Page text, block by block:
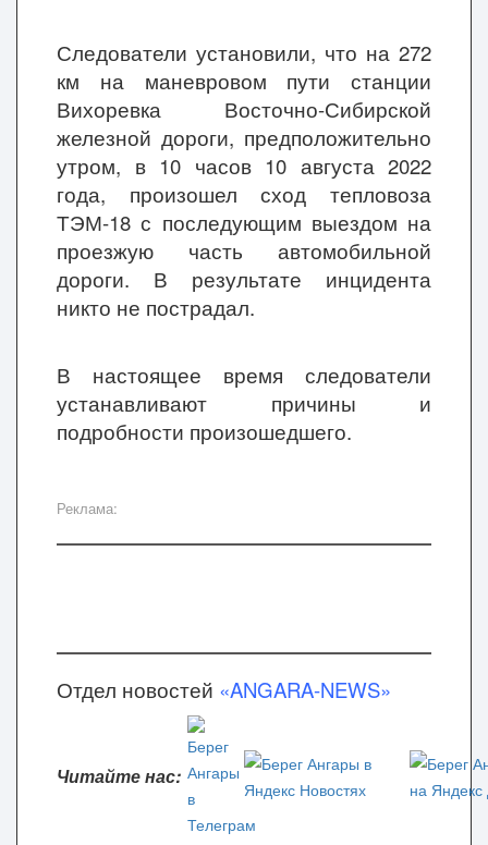
Следователи установили, что на 272
км на маневровом пути станции
Вихоревка Восточно-Сибирской
железной дороги, предположительно
утром, в 10 часов 10 августа 2022
года, произошел сход тепловоза
ТЭМ-18 с последующим выездом на
проезжую часть автомобильной
дороги. В результате инцидента
никто не пострадал.
В настоящее время следователи
устанавливают причины и
подробности произошедшего.
Реклама:
Отдел новостей «ANGARA-NEWS»
Читайте нас: